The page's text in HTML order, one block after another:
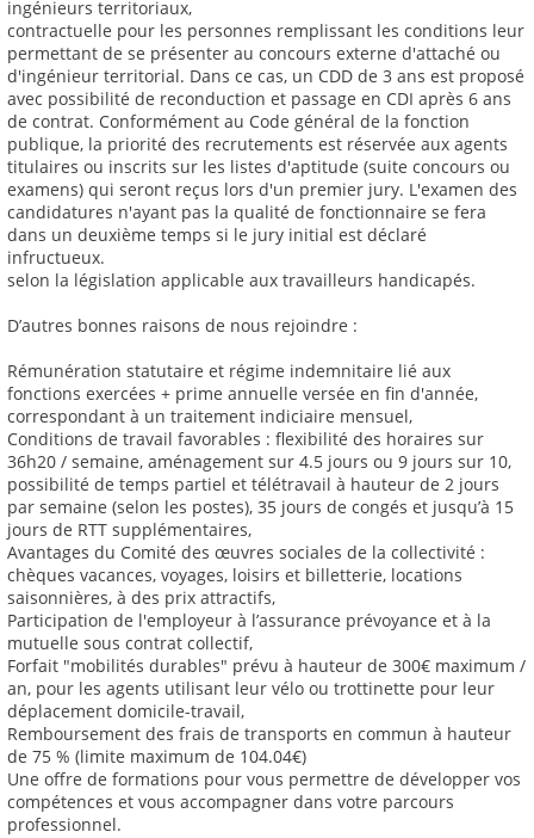
ingénieurs territoriaux,
contractuelle pour les personnes remplissant les conditions leur
permettant de se présenter au concours externe d'attaché ou
d'ingénieur territorial. Dans ce cas, un CDD de 3 ans est proposé
avec possibilité de reconduction et passage en CDI après 6 ans
de contrat. Conformément au Code général de la fonction
publique, la priorité des recrutements est réservée aux agents
titulaires ou inscrits sur les listes d'aptitude (suite concours ou
examens) qui seront reçus lors d'un premier jury. L'examen des
candidatures n'ayant pas la qualité de fonctionnaire se fera
dans un deuxième temps si le jury initial est déclaré
infructueux.
selon la législation applicable aux travailleurs handicapés.
D’autres bonnes raisons de nous rejoindre :
Rémunération statutaire et régime indemnitaire lié aux
fonctions exercées + prime annuelle versée en fin d'année,
correspondant à un traitement indiciaire mensuel,
Conditions de travail favorables : flexibilité des horaires sur
36h20 / semaine, aménagement sur 4.5 jours ou 9 jours sur 10,
possibilité de temps partiel et télétravail à hauteur de 2 jours
par semaine (selon les postes), 35 jours de congés et jusqu’à 15
jours de RTT supplémentaires,
Avantages du Comité des œuvres sociales de la collectivité :
chèques vacances, voyages, loisirs et billetterie, locations
saisonnières, à des prix attractifs,
Participation de l'employeur à l’assurance prévoyance et à la
mutuelle sous contrat collectif,
Forfait "mobilités durables" prévu à hauteur de 300€ maximum /
an, pour les agents utilisant leur vélo ou trottinette pour leur
déplacement domicile-travail,
Remboursement des frais de transports en commun à hauteur
de 75 % (limite maximum de 104.04€)
Une offre de formations pour vous permettre de développer vos
compétences et vous accompagner dans votre parcours
professionnel.